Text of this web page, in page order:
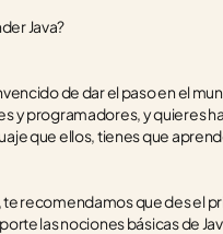
Java?
de dar el paso en el
y programadores, y quieres
que ellos, tienes que
te recomendamos que des el
las nociones básicas de